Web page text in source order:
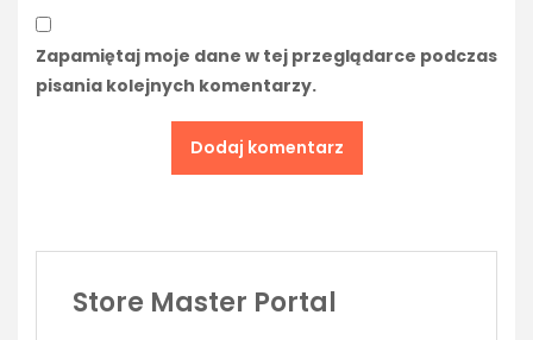
Zapamiętaj moje dane w tej przeglądarce podczas
pisania kolejnych komentarzy.
Store Master Portal